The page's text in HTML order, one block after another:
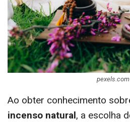
pexels.com
Ao obter conhecimento
incenso natural, a escolha